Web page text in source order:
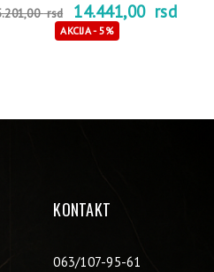
rsd 14.441,00 rsd
AKCIJA - 5%
KONTAKT
063/107-95-61